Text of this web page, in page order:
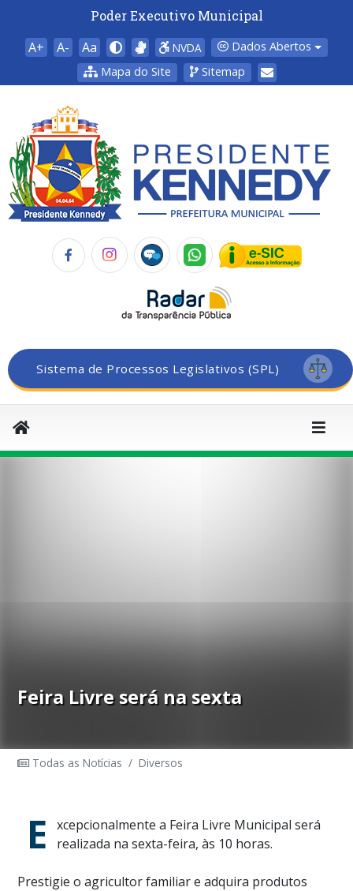
Poder Executivo Municipal
A+ A- Aa NVDA
Dados Abertos
Mapa do Site
Sitemap
Sistema de Processos Legislativos (SPL)
Feira Livre será na sexta
Todas as Notícias / Diversos
E
xcepcionalmente a Feira Livre Municipal será
realizada na sexta-feira, às 10 horas.
Prestigie o agricultor familiar e adquira produtos